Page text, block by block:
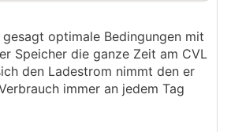
optimale Bedingungen mit
Speicher die ganze Zeit am CVL
den Ladestrom nimmt den er
immer an jedem Tag